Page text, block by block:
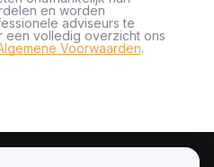
en worden
adviseurs te
een volledig overzicht ons
Voorwaarden.